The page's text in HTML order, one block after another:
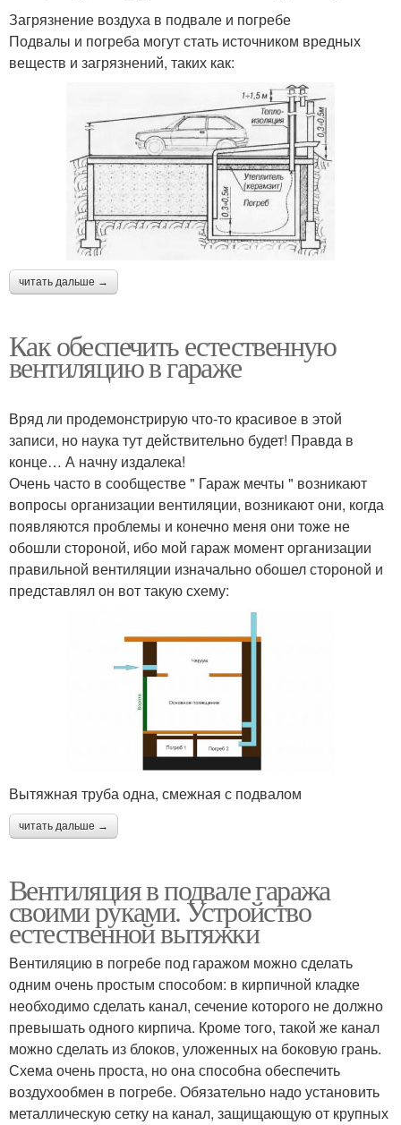
Загрязнение воздуха в подвале и погребе
Подвалы и погреба могут стать источником вредных
веществ и загрязнений, таких как:
читать дальше →
Как обеспечить естественную
вентиляцию в гараже
Вряд ли продемонстрирую что-то красивое в этой
записи, но наука тут действительно будет! Правда в
конце… А начну издалека!
Очень часто в сообществе " Гараж мечты " возникают
вопросы организации вентиляции, возникают они, когда
появляются проблемы и конечно меня они тоже не
обошли стороной, ибо мой гараж момент организации
правильной вентиляции изначально обошел стороной и
представлял он вот такую схему:
Вытяжная труба одна, смежная с подвалом
читать дальше →
Вентиляция в подвале гаража
своими руками. Устройство
естественной вытяжки
Вентиляцию в погребе под гаражом можно сделать
одним очень простым способом: в кирпичной кладке
необходимо сделать канал, сечение которого не должно
превышать одного кирпича. Кроме того, такой же канал
можно сделать из блоков, уложенных на боковую грань.
Схема очень проста, но она способна обеспечить
воздухообмен в погребе. Обязательно надо установить
металлическую сетку на канал, защищающую от крупных